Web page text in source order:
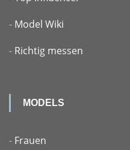
- Model Wiki
- Richtig messen
MODELS
- Frauen